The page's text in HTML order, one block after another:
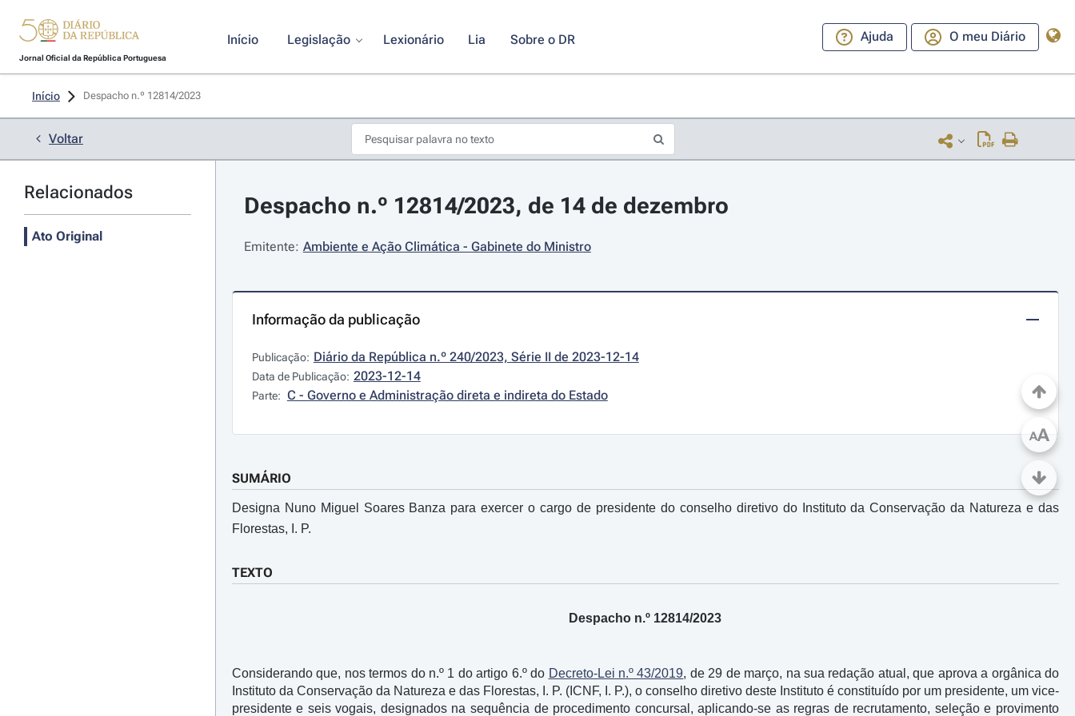
Jornal Oficial da República Portuguesa
Início Legislação Lexionário Lia Sobre o DR Ajuda O meu Diário
Início Despacho n.º 12814/2023
Voltar
Relacionados
Ato Original
Despacho n.º 12814/2023, de 14 de dezembro
Emitente: Ambiente e Ação Climática - Gabinete do Ministro
Informação da publicação
Publicação: Diário da República n.º 240/2023, Série II de 2023-12-14
Data de Publicação: 2023-12-14
Parte: C - Governo e Administração direta e indireta do Estado
SUMÁRIO
Designa Nuno Miguel Soares Banza para exercer o cargo de presidente do conselho diretivo do Instituto da Conservação da Natureza e das
Florestas, I. P.
TEXTO
Despacho n.º 12814/2023
Considerando que, nos termos do n.º 1 do artigo 6.º do Decreto-Lei n.º 43/2019, de 29 de março, na sua redação atual, que aprova a orgânica do
Instituto da Conservação da Natureza e das Florestas, I. P. (ICNF, I. P.), o conselho diretivo deste Instituto é constituído por um presidente, um vice-
presidente e seis vogais, designados na sequência de procedimento concursal, aplicando-se as regras de recrutamento, seleção e provimento
AA